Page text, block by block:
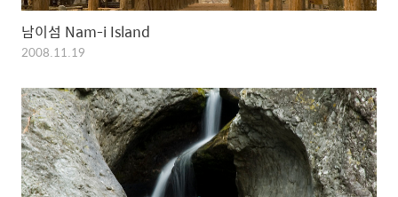
남이섬 Nam-i Island
2008.11.19